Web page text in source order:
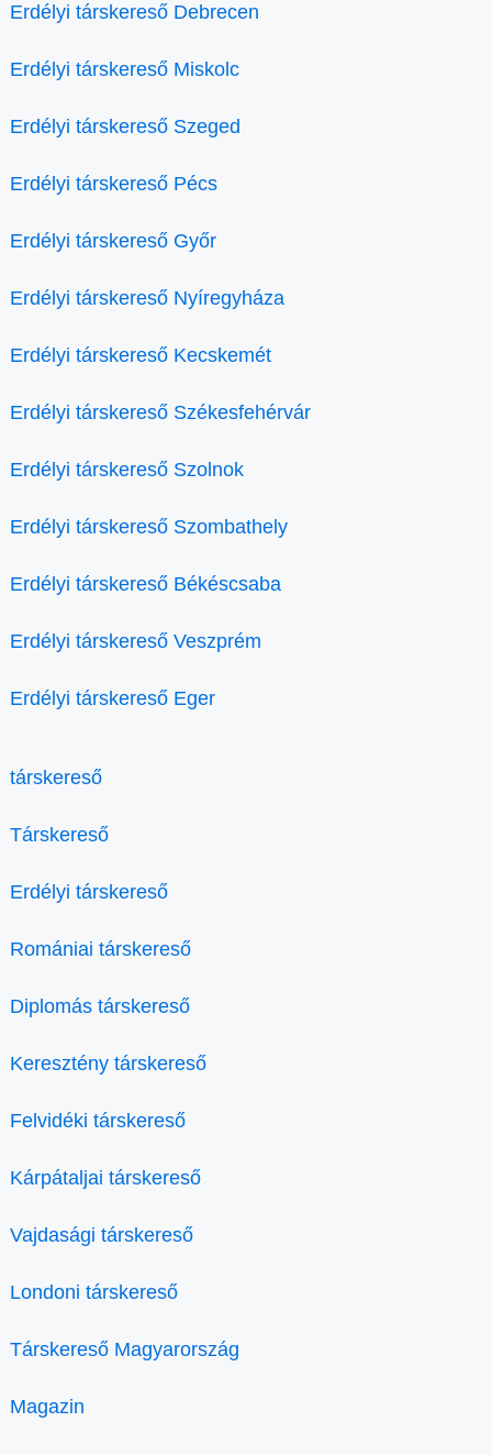
Erdélyi társkereső Debrecen
Erdélyi társkereső Miskolc
Erdélyi társkereső Szeged
Erdélyi társkereső Pécs
Erdélyi társkereső Győr
Erdélyi társkereső Nyíregyháza
Erdélyi társkereső Kecskemét
Erdélyi társkereső Székesfehérvár
Erdélyi társkereső Szolnok
Erdélyi társkereső Szombathely
Erdélyi társkereső Békéscsaba
Erdélyi társkereső Veszprém
Erdélyi társkereső Eger
társkereső
Társkereső
Erdélyi társkereső
Romániai társkereső
Diplomás társkereső
Keresztény társkereső
Felvidéki társkereső
Kárpátaljai társkereső
Vajdasági társkereső
Londoni társkereső
Társkereső Magyarország
Magazin